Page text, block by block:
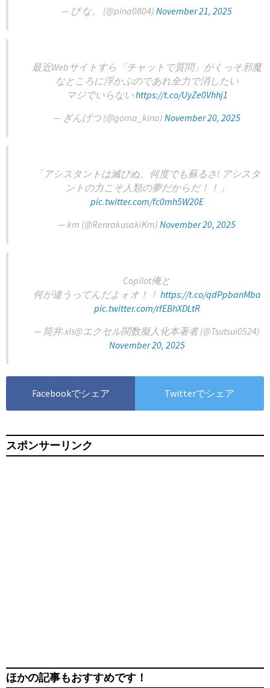
— ぴ な。 (@pina0804) November 21, 2025
最近Webサイトすら「チャットで質問」がくっそ邪魔
なところに浮かぶのであれ全力で消したい
マジでいらないhttps://t.co/UyZe0Vhhj1
— ぎんげつ (@goma_kina) November 20, 2025
「アシスタントは滅びぬ、何度でも蘇るさ! アシスタ
ントの力こそ人類の夢だからだ！！」
pic.twitter.com/fc0mh5W20E
— km (@RenrakusakiKm) November 20, 2025
Copilot俺と
何が違うってんだよォオ！！ https://t.co/qdPpbanMba
pic.twitter.com/rfEBhXDLtR
— 筒井.xls@エクセル関数擬人化本著者 (@Tsutsui0524)
November 20, 2025
Facebookでシェア Twitterでシェア
スポンサーリンク
ほかの記事もおすすめです！